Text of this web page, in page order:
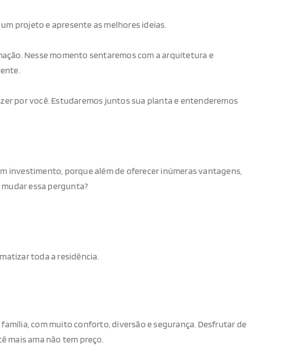
projeto e apresente as melhores ideias.
Nesse momento sentaremos com a arquitetura e
por você. Estudaremos juntos sua planta e entenderemos
investimento, porque além de oferecer inúmeras vantagens,
essa pergunta?
toda a residência.
com muito conforto, diversão e segurança. Desfrutar de
mais ama não tem preço.